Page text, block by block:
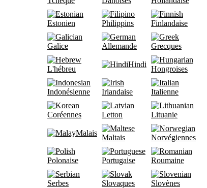
Estonien Philippins Finlandaise
Galice Allemande Grecques
L'hébreu
Hindi
Hongroises
Indonésienne Irlandaise Italienne
Coréennes Letton Lituanie
Malais
Maltais Norvégiennes
Polonaise Portugaise Roumaine
Serbes Slovaques Slovènes